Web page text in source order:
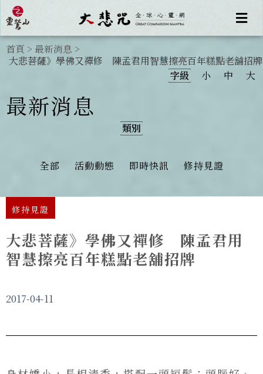
首頁 > 最新消息 >
大悲菩薩》學佛又禪修 陳孟君用智慧擦亮百年糕點老舖招牌
字級
小 中 大
最新消息
類別
全部 活動動態 即時快訊 修持見證
修持見證
大悲菩薩》學佛又禪修 陳孟君用
智慧擦亮百年糕點老舖招牌
2017-04-11